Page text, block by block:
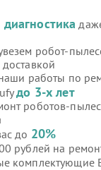
робот-
работы по
до 3-х лет
роботов-
до 20%
рублей на
комплектующие